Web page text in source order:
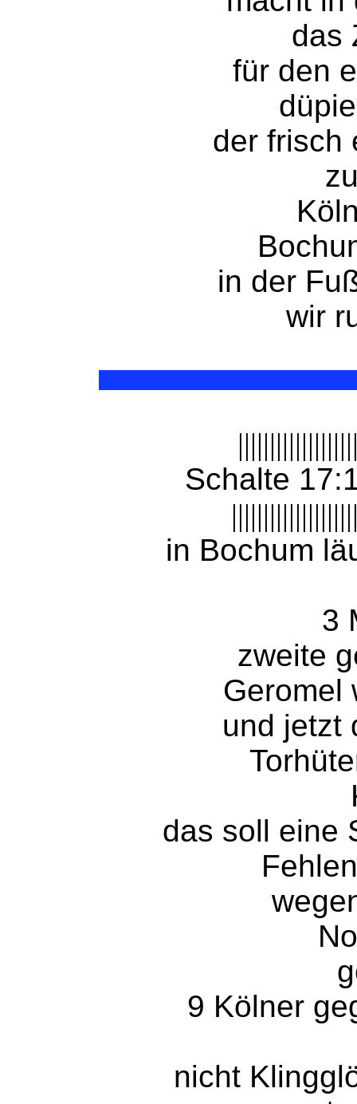
das
für den
der frisch
in der
wir
Schalte
in Bochum
3
zweite
Geromel
und jetzt
das soll eine
9 Kölner
nicht